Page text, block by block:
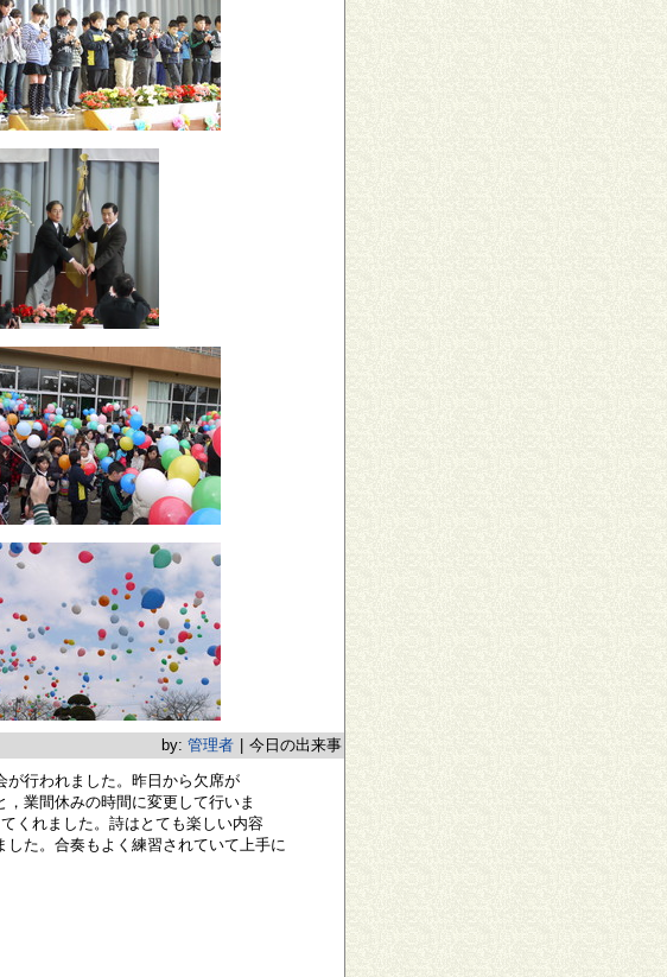
by: 管理者
今日の出来事
が行われました。昨日から欠席が
業間休みの時間に変更して行いま
くれました。詩はとても楽しい内容
た。合奏もよく練習されていて上手に